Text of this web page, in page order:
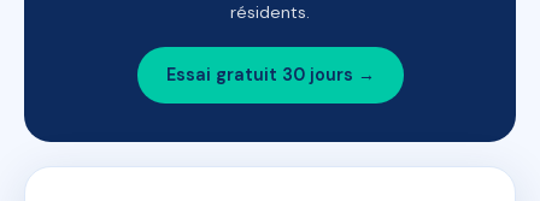
résidents.
Essai gratuit 30 jours →